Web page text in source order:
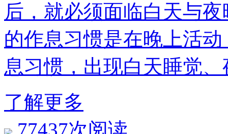
后，就必须面临白天
的作息习惯是在晚上活动
息习惯，出现白天睡觉
了解更多